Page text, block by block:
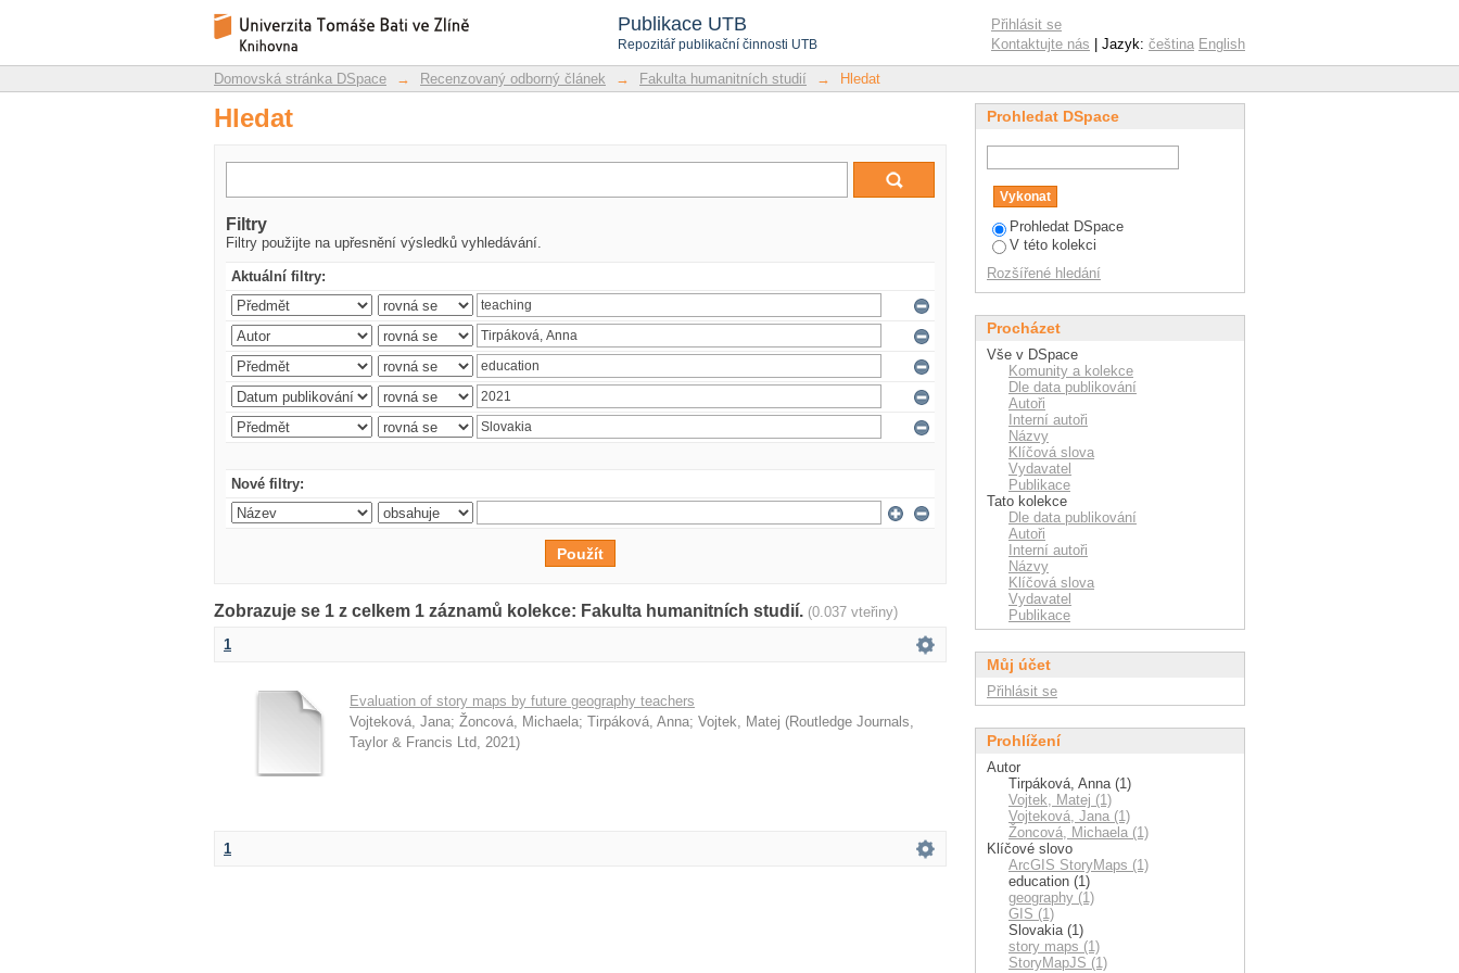
Publikace UTB
Repozitář publikační činnosti UTB
Hledat
Repozitář DSpace/Manakin
Přihlásit se
Kontaktujte nás | Jazyk: čeština English
Domovská stránka DSpace → Recenzovaný odborný článek → Fakulta humanitních studií → Hledat
Hledat
Filtry
Filtry použijte na upřesnění výsledků vyhledávání.
Aktuální filtry:
Nové filtry:
Zobrazuje se 1 z celkem 1 záznamů kolekce: Fakulta humanitních studií. (0.037 vteřiny)
1
Evaluation of story maps by future geography teachers
Vojteková, Jana; Žoncová, Michaela; Tirpáková, Anna; Vojtek, Matej (Routledge Journals,
Taylor & Francis Ltd, 2021)
1
Prohledat DSpace
Prohledat DSpace
V této kolekci
Rozšířené hledání
Procházet
Vše v DSpace
Komunity a kolekce
Dle data publikování
Autoři
Interní autoři
Názvy
Klíčová slova
Vydavatel
Publikace
Tato kolekce
Dle data publikování
Autoři
Interní autoři
Názvy
Klíčová slova
Vydavatel
Publikace
Můj účet
Přihlásit se
Prohlížení
Autor
Tirpáková, Anna (1)
Vojtek, Matej (1)
Vojteková, Jana (1)
Žoncová, Michaela (1)
Klíčové slovo
ArcGIS StoryMaps (1)
education (1)
geography (1)
GIS (1)
Slovakia (1)
story maps (1)
StoryMapJS (1)